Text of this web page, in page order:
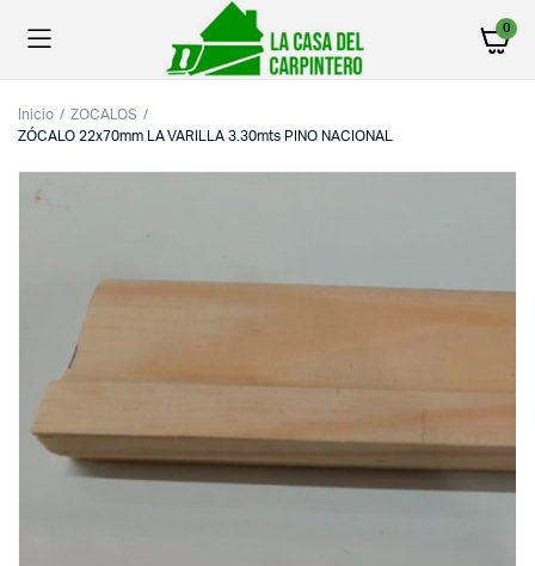
0
Inicio
ZOCALOS
ZÓCALO 22x70mm LA VARILLA 3.30mts PINO NACIONAL